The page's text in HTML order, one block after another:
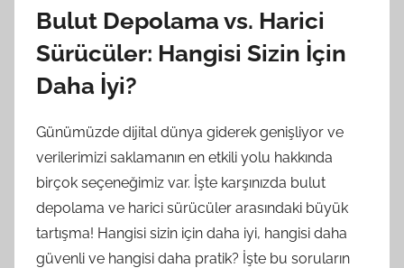
Bulut Depolama vs. Harici
Sürücüler: Hangisi Sizin İçin
Daha İyi?
Günümüzde dijital dünya giderek genişliyor ve
verilerimizi saklamanın en etkili yolu hakkında
birçok seçeneğimiz var. İşte karşınızda bulut
depolama ve harici sürücüler arasındaki büyük
tartışma! Hangisi sizin için daha iyi, hangisi daha
güvenli ve hangisi daha pratik? İşte bu soruların